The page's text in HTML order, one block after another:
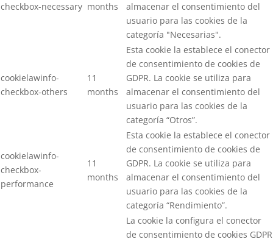
checkbox-necessary months
almacenar el consentimiento del
usuario para las cookies de la
categoría "Necesarias".
cookielawinfo-
checkbox-others
11
months
Esta cookie la establece el conector
de consentimiento de cookies de
GDPR. La cookie se utiliza para
almacenar el consentimiento del
usuario para las cookies de la
categoría “Otros”.
cookielawinfo-
checkbox-
performance
11
months
Esta cookie la establece el conector
de consentimiento de cookies de
GDPR. La cookie se utiliza para
almacenar el consentimiento del
usuario para las cookies de la
categoría “Rendimiento”.
La cookie la configura el conector
de consentimiento de cookies GDPR